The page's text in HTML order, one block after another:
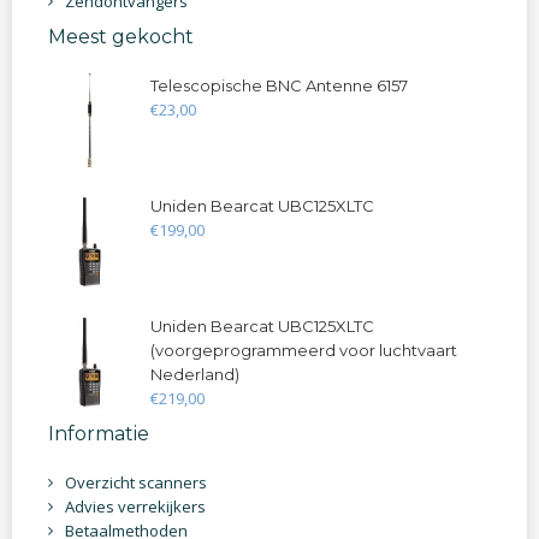
Meest gekocht
Telescopische BNC Antenne 6157
€23,00
Uniden Bearcat UBC125XLTC
€199,00
Uniden Bearcat UBC125XLTC
(voorgeprogrammeerd voor luchtvaart
Nederland)
€219,00
Informatie
Overzicht scanners
Advies verrekijkers
Betaalmethoden